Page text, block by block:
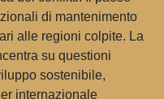
di mantenimento
alle regioni colpite. La
su questioni
sostenibile,
internazionale